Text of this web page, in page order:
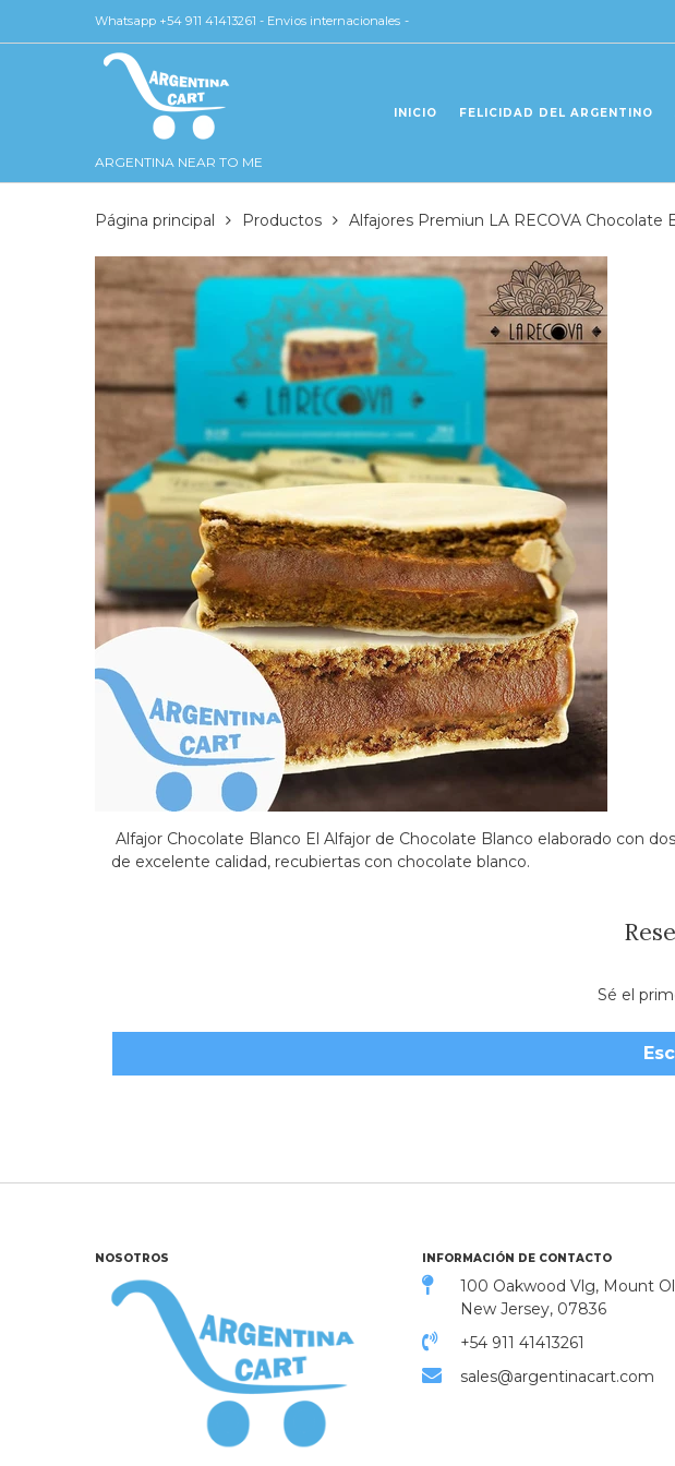
Whatsapp +54 911 41413261 - Envios internacionales -
ARGENTINA NEAR TO ME
INICIO FELICIDAD DEL ARGENTINO
Página principal Productos Alfajores Premiun LA RECOVA Chocolate
Alfajor Chocolate Blanco El Alfajor de Chocolate Blanco elaborado con
de excelente calidad, recubiertas con chocolate blanco.
Sé el
NOSOTROS INFORMACIÓN DE CONTACTO
100 Oakwood Vlg, Mount
New Jersey, 07836
+54 911 41413261
sales@argentinacart.com